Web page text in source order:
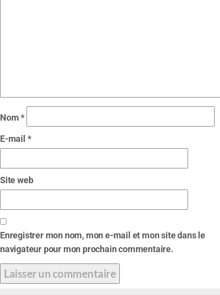
Nom*
E-mail *
Site web
Enregistrer mon nom, mon e-mail et mon site dans le
navigateur pour mon prochain commentaire.